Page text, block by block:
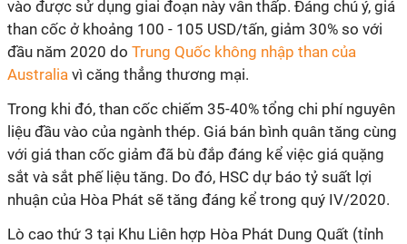
vào được sử dụng giai đoạn này vẫn thấp. Đáng chú ý, giá
than cốc ở khoảng 100 - 105 USD/tấn, giảm 30% so với
đầu năm 2020 do Trung Quốc không nhập than của
Australia vì căng thẳng thương mại.
Trong khi đó, than cốc chiếm 35-40% tổng chi phí nguyên
liệu đầu vào của ngành thép. Giá bán bình quân tăng cùng
với giá than cốc giảm đã bù đắp đáng kể việc giá quặng
sắt và sắt phế liệu tăng. Do đó, HSC dự báo tỷ suất lợi
nhuận của Hòa Phát sẽ tăng đáng kể trong quý IV/2020.
Lò cao thứ 3 tại Khu Liên hợp Hòa Phát Dung Quất (tỉnh